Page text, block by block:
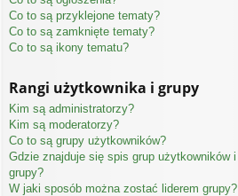
Co to są przyklejone tematy?
Co to są zamknięte tematy?
Co to są ikony tematu?
Rangi użytkownika i grupy
Kim są administratorzy?
Kim są moderatorzy?
Co to są grupy użytkowników?
Gdzie znajduje się spis grup użytkowników
grupy?
W jaki sposób można zostać liderem grupy?